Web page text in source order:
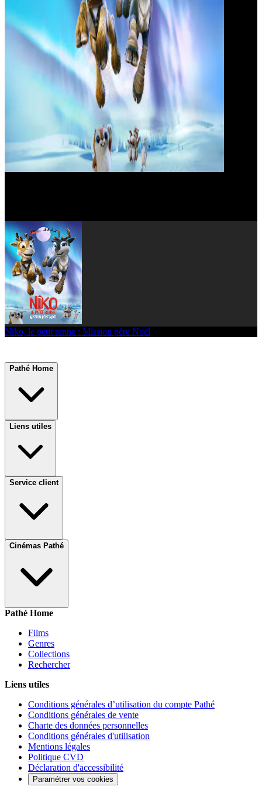
Niko, le petit renne : Mission père Noël
Pathé Home
Liens utiles
Service client
Cinémas Pathé
Pathé Home
Films
Genres
Collections
Rechercher
Liens utiles
Conditions générales d’utilisation du compte Pathé
Conditions générales de vente
Charte des données personnelles
Conditions générales d'utilisation
Mentions légales
Politique CVD
Déclaration d'accessibilité
Paramétrer vos cookies